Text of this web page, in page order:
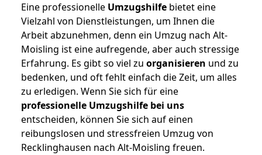
Eine professionelle Umzugshilfe bietet eine
Vielzahl von Dienstleistungen, um Ihnen die
Arbeit abzunehmen, denn ein Umzug nach Alt-
Moisling ist eine aufregende, aber auch stressige
Erfahrung. Es gibt so viel zu organisieren und zu
bedenken, und oft fehlt einfach die Zeit, um alles
zu erledigen. Wenn Sie sich für eine
professionelle Umzugshilfe bei uns
entscheiden, können Sie sich auf einen
reibungslosen und stressfreien Umzug von
Recklinghausen nach Alt-Moisling freuen.